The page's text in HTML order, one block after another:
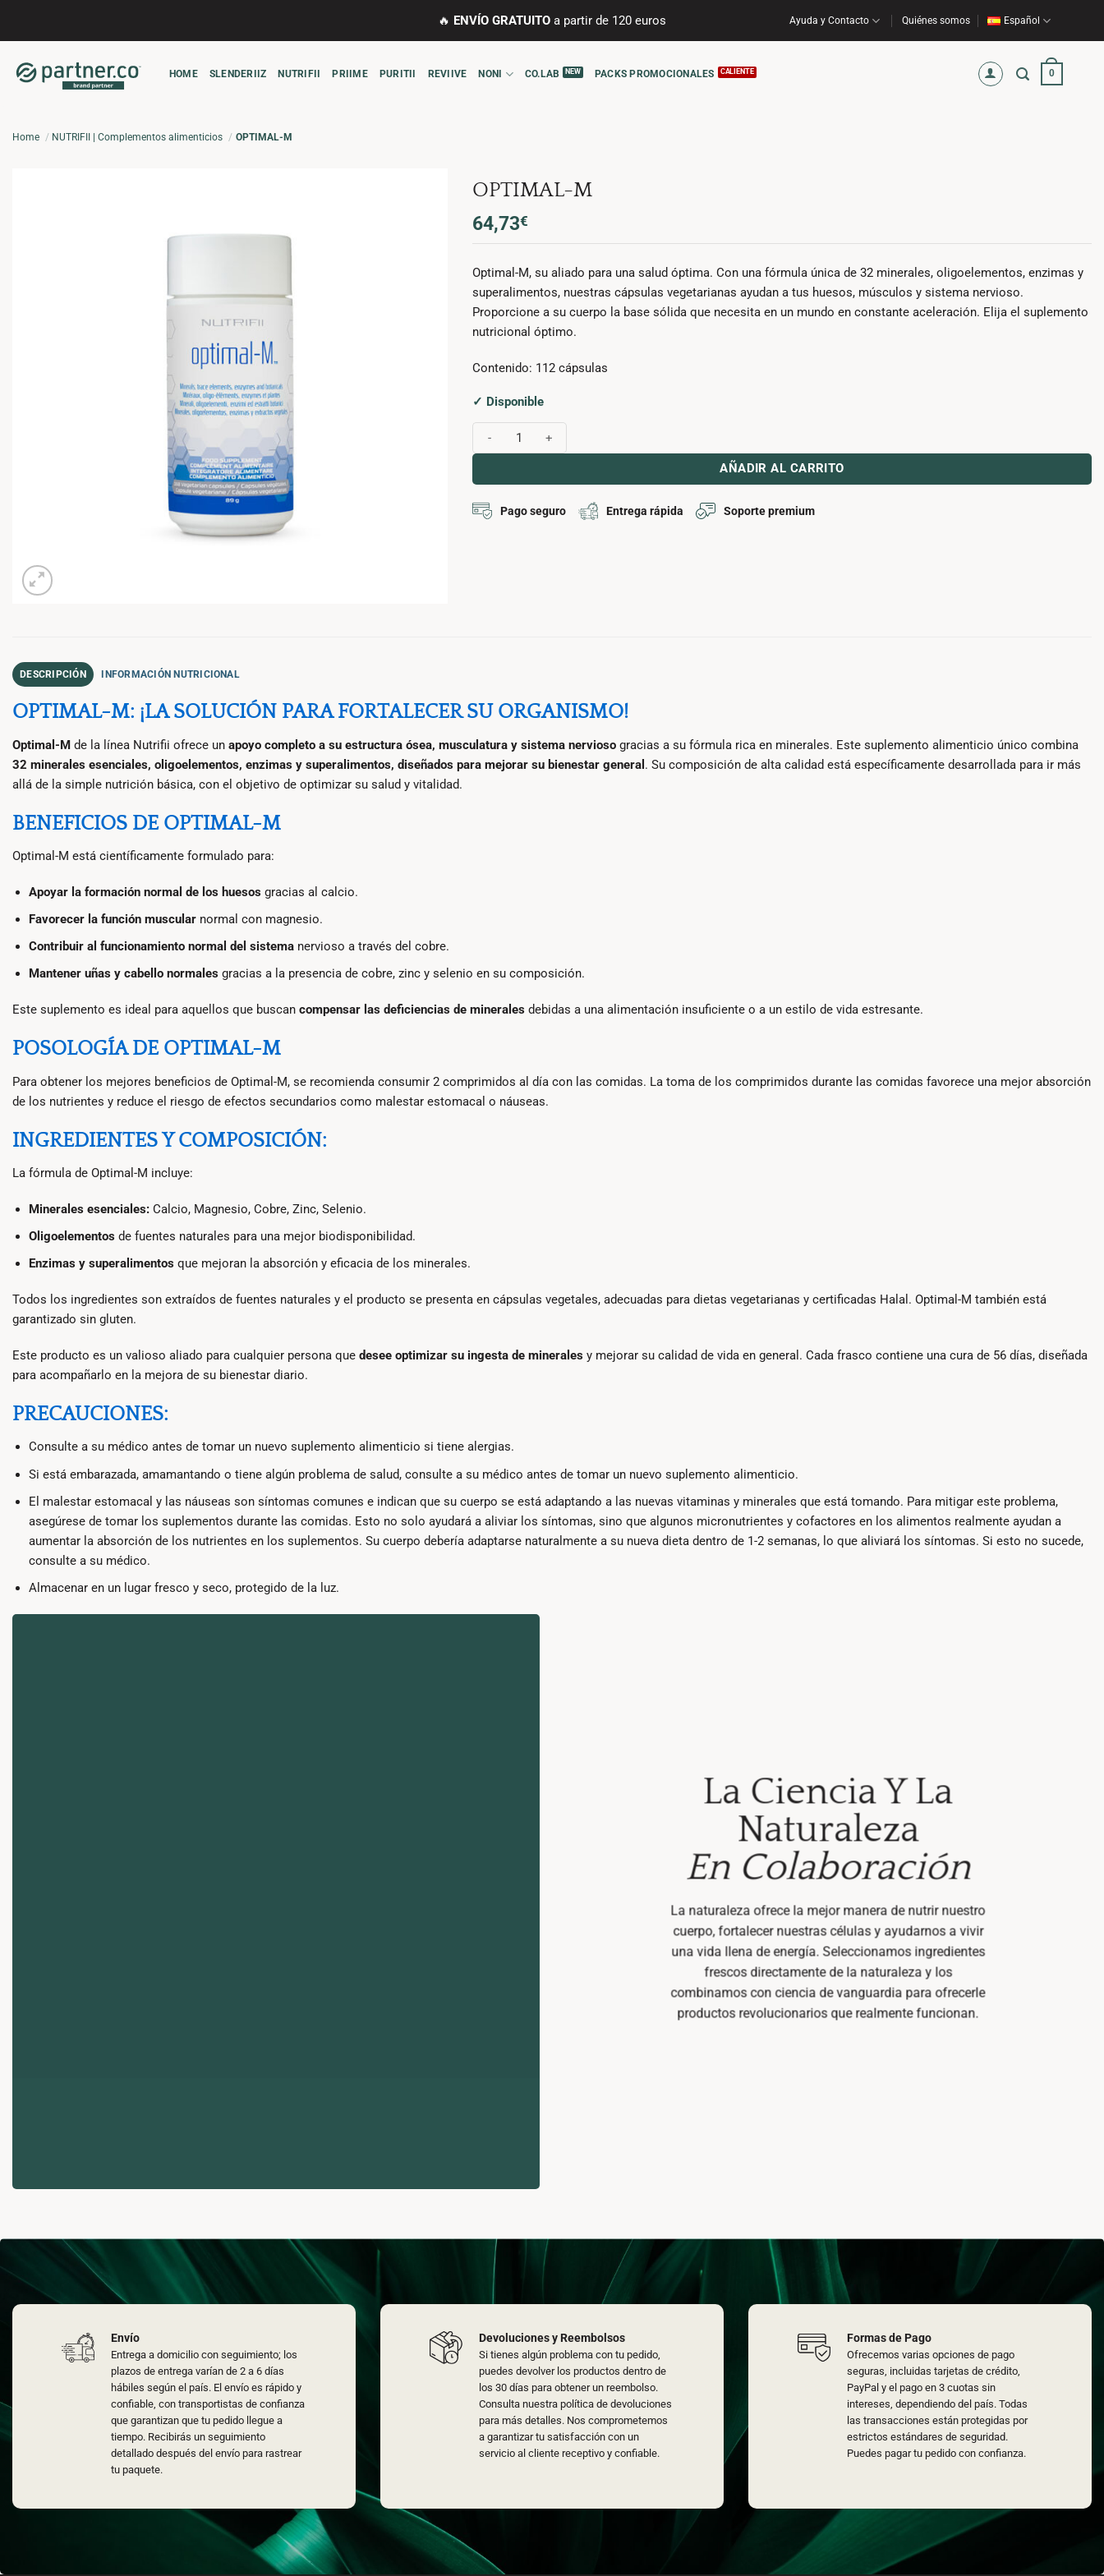
🔥 ENVÍO GRATUITO a partir de 120 euros Ayuda y Contacto Quiénes somos Español
HOME SLENDERIIZ NUTRIFII PRIIME PURITII REVIIVE NONI CO.LAB PACKS PROMOCIONALES 0
Home NUTRIFII | Complementos alimenticios OPTIMAL-M
OPTIMAL-M
64,73€
Optimal-M, su aliado para una salud óptima. Con una fórmula única de 32 minerales, oligoelementos, enzimas y
superalimentos, nuestras cápsulas vegetarianas ayudan a tus huesos, músculos y sistema nervioso.
Proporcione a su cuerpo la base sólida que necesita en un mundo en constante aceleración. Elija el suplemento
nutricional óptimo.
Contenido: 112 cápsulas
✓ Disponible
OPTIMAL-M cantidad
AÑADIR AL CARRITO
Pago seguro Entrega rápida Soporte premium
DESCRIPCIÓN INFORMACIÓN NUTRICIONAL
OPTIMAL-M: ¡LA SOLUCIÓN PARA FORTALECER SU ORGANISMO!
Optimal-M de la línea Nutrifii ofrece un apoyo completo a su estructura ósea, musculatura y sistema nervioso gracias a su fórmula rica en minerales. Este suplemento alimenticio único combina
32 minerales esenciales, oligoelementos, enzimas y superalimentos, diseñados para mejorar su bienestar general . Su composición de alta calidad está específicamente desarrollada para ir más
allá de la simple nutrición básica, con el objetivo de optimizar su salud y vitalidad.
BENEFICIOS DE OPTIMAL-M
Optimal-M está científicamente formulado para:
Apoyar la formación normal de los huesosgracias al calcio.
Favorecer la función muscularnormal con magnesio.
Contribuir al funcionamiento normal del sistemanervioso a través del cobre.
Mantener uñas y cabello normalesgracias a la presencia de cobre, zinc y selenio en su composición.
Este suplemento es ideal para aquellos que buscan compensar las deficiencias de minerales debidas a una alimentación insuficiente o a un estilo de vida estresante.
POSOLOGÍA DE OPTIMAL-M
Para obtener los mejores beneficios de Optimal-M, se recomienda consumir 2 comprimidos al día con las comidas. La toma de los comprimidos durante las comidas favorece una mejor absorción
de los nutrientes y reduce el riesgo de efectos secundarios como malestar estomacal o náuseas.
INGREDIENTES Y COMPOSICIÓN:
La fórmula de Optimal-M incluye:
Minerales esenciales:Calcio, Magnesio, Cobre, Zinc, Selenio.
Oligoelementosde fuentes naturales para una mejor biodisponibilidad.
Enzimas y superalimentosque mejoran la absorción y eficacia de los minerales.
Todos los ingredientes son extraídos de fuentes naturales y el producto se presenta en cápsulas vegetales, adecuadas para dietas vegetarianas y certificadas Halal. Optimal-M también está
garantizado sin gluten.
Este producto es un valioso aliado para cualquier persona que desee optimizar su ingesta de minerales y mejorar su calidad de vida en general. Cada frasco contiene una cura de 56 días, diseñada
para acompañarlo en la mejora de su bienestar diario.
PRECAUCIONES:
Consulte a su médico antes de tomar un nuevo suplemento alimenticio si tiene alergias.
Si está embarazada, amamantando o tiene algún problema de salud, consulte a su médico antes de tomar un nuevo suplemento alimenticio.
El malestar estomacal y las náuseas son síntomas comunes e indican que su cuerpo se está adaptando a las nuevas vitaminas y minerales que está tomando. Para mitigar este problema,
asegúrese de tomar los suplementos durante las comidas. Esto no solo ayudará a aliviar los síntomas, sino que algunos micronutrientes y cofactores en los alimentos realmente ayudan a
aumentar la absorción de los nutrientes en los suplementos. Su cuerpo debería adaptarse naturalmente a su nueva dieta dentro de 1-2 semanas, lo que aliviará los síntomas. Si esto no sucede,
consulte a su médico.
Almacenar en un lugar fresco y seco, protegido de la luz.
La Ciencia Y La
Naturaleza
En Colaboración
La naturaleza ofrece la mejor manera de nutrir nuestro
cuerpo, fortalecer nuestras células y ayudarnos a vivir
una vida llena de energía. Seleccionamos ingredientes
frescos directamente de la naturaleza y los
combinamos con ciencia de vanguardia para ofrecerle
productos revolucionarios que realmente funcionan.
Envío
Entrega a domicilio con seguimiento; los
plazos de entrega varían de 2 a 6 días
hábiles según el país. El envío es rápido y
confiable, con transportistas de confianza
que garantizan que tu pedido llegue a
tiempo. Recibirás un seguimiento
detallado después del envío para rastrear
tu paquete.
Devoluciones y Reembolsos
Si tienes algún problema con tu pedido,
puedes devolver los productos dentro de
los 30 días para obtener un reembolso.
Consulta nuestra política de devoluciones
para más detalles. Nos comprometemos
a garantizar tu satisfacción con un
servicio al cliente receptivo y confiable.
Formas de Pago
Ofrecemos varias opciones de pago
seguras, incluidas tarjetas de crédito,
PayPal y el pago en 3 cuotas sin
intereses, dependiendo del país. Todas
las transacciones están protegidas por
estrictos estándares de seguridad.
Puedes pagar tu pedido con confianza.